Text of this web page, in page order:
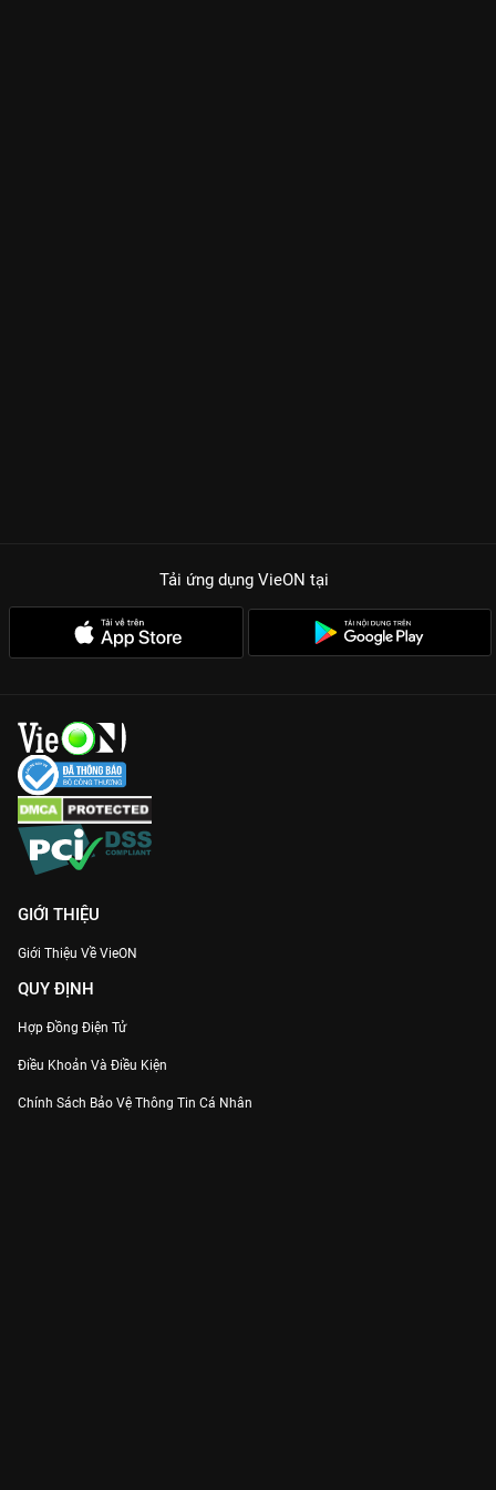
Tải ứng dụng VieON tại
GIỚI THIỆU
Giới Thiệu Về VieON
QUY ĐỊNH
Hợp Đồng Điện Tử
Điều Khoản Và Điều Kiện
Chính Sách Bảo Vệ Thông Tin Cá Nhân